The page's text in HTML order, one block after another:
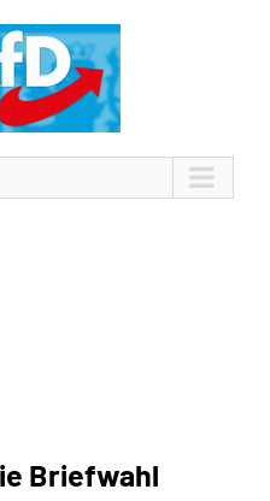
Briefwahl